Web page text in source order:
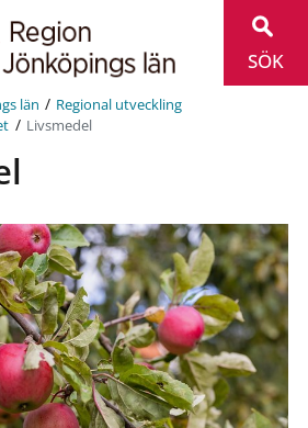
SÖK
län / Regional utveckling
/ Livsmedel